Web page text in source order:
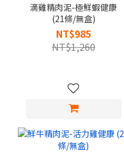
滴雞精肉泥-極鮮蝦健康
(21條/無盒)
NT$985
NT$1,260